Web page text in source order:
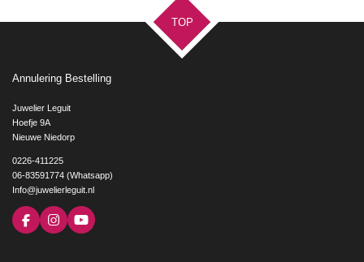
TOP
Annulering Bestelling
Juwelier Leguit
Hoefje 9A
Nieuwe Niedorp
0226-411225
06-83591774 (Whatsapp)
Info@juwelierleguit.nl
F
a
I
n
Y
o